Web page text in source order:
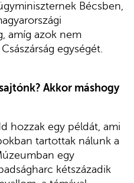
Bécsben,
amíg azok nem
egységét.
Akkor máshogy
hozzak egy példát, ami
tartottak nálunk a
egy
kétszázadik